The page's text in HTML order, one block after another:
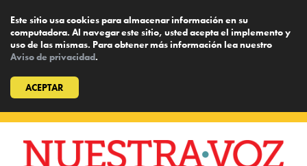
Este sitio usa cookies para almacenar información en su
computadora. Al navegar este sitio, usted acepta el implemento y
uso de las mismas. Para obtener más información lea nuestro
Aviso de privacidad.
ACEPTAR
content